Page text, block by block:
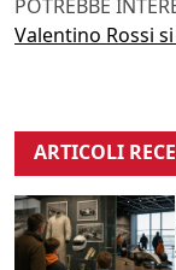
POTREBBE
Valentino Rossi
ARTICOLI